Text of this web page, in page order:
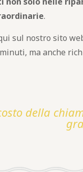
.
sul nostro sito
ma anche
della